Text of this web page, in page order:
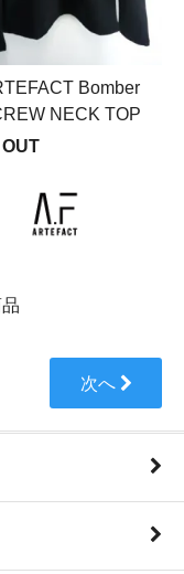
Bomber
NECK TOP
次へ